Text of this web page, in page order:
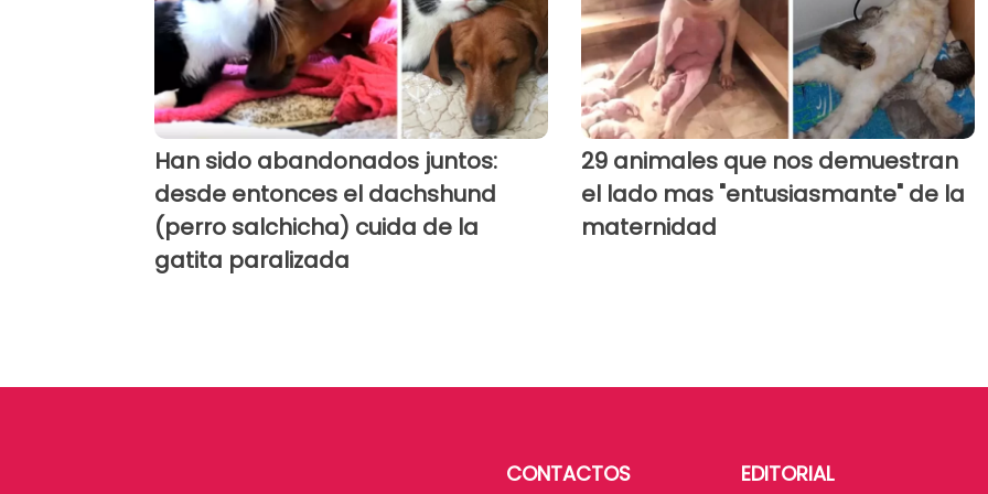
Han sido abandonados juntos:
desde entonces el dachshund
(perro salchicha) cuida de la
gatita paralizada
29 animales que nos demuestran
el lado mas "entusiasmante" de la
maternidad
CONTACTOS EDITORIAL